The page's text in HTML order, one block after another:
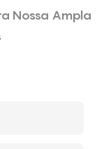
Nossa Ampla